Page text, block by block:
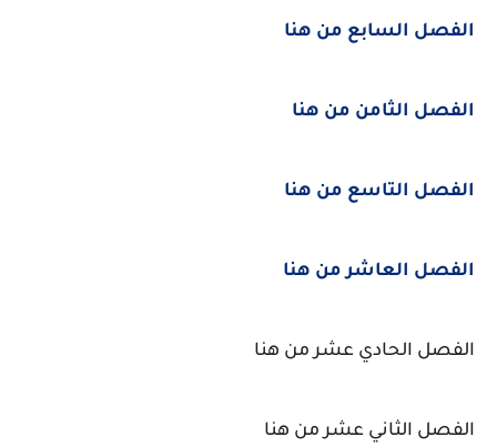
الفصل السابع من هنا
الفصل الثامن من هنا
الفصل التاسع من هنا
الفصل العاشر من هنا
الفصل الحادي عشر من هنا
الفصل الثاني عشر من هنا